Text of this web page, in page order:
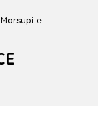
Marsupi e